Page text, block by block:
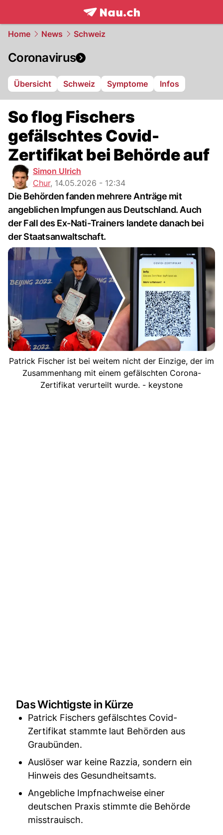
frontpage.NAU.ch
Home News Schweiz
Coronavirus
Übersicht Schweiz Symptome Infos
So flog Fischers
gefälschtes Covid-
Zertifikat bei Behörde auf
Simon Ulrich
Chur, 14.05.2026 - 12:34
Die Behörden fanden mehrere Anträge mit
angeblichen Impfungen aus Deutschland. Auch
der Fall des Ex-Nati-Trainers landete danach bei
der Staatsanwaltschaft.
Patrick Fischer ist bei weitem nicht der Einzige, der im
Zusammenhang mit einem gefälschten Corona-
Zertifikat verurteilt wurde. - keystone
Das Wichtigste in Kürze
Patrick Fischers gefälschtes Covid-
Zertifikat stammte laut Behörden aus
Graubünden.
Auslöser war keine Razzia, sondern ein
Hinweis des Gesundheitsamts.
Angebliche Impfnachweise einer
deutschen Praxis stimmte die Behörde
misstrauisch.